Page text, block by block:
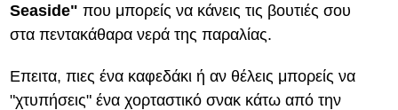
Seaside"που μπορείς να κάνεις τις βουτιές σου
στα πεντακάθαρα νερά της παραλίας.
Επειτα, πιες ένα καφεδάκι ή αν θέλεις μπορείς να
"χτυπήσεις" ένα χορταστικό σνακ κάτω από την